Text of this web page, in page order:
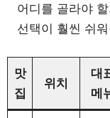
어디를 골라야
선택이 훨씬 쉬
맛
집
위치
대
메